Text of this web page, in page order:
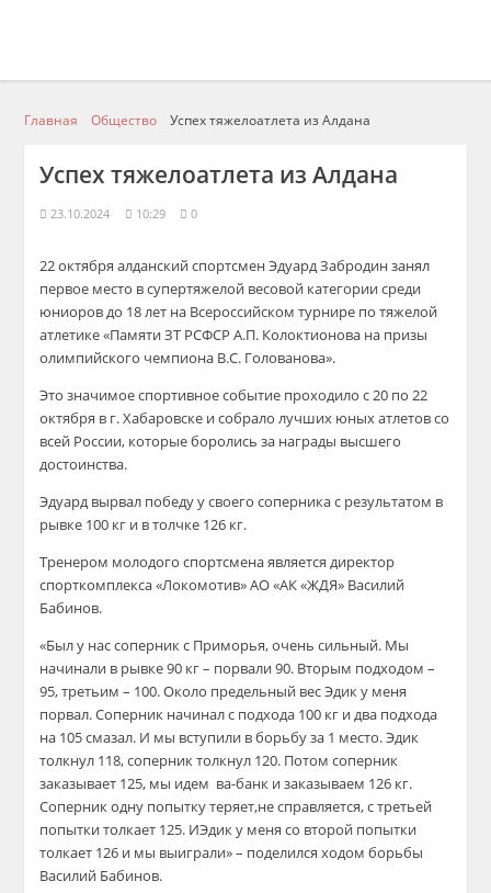
Главная Общество Успех тяжелоатлета из Алдана
Успех тяжелоатлета из Алдана
23.10.2024 10:29 0
22 октябряалданскийспортсмен Эдуард Забродин занял
первое место в супертяжелой весовой категории среди
юниоров до 18 лет на Всероссийском турнире по тяжелой
атлетике«ПамятиЗТ РСФСР А.П. Колоктионова на призы
олимпийского чемпиона В.С. Голованова».
Это значимое спортивное событие проходило с 20 по 22
октября в г. Хабаровске и собрало лучших юныхатлетовсо
всей России, которыеборолись за награды высшего
достоинства.
Эдуардвырвал победу у своего соперника с результатом в
рывке 100 кг и втолчке 126 кг.
Тренером молодого спортсмена является директор
спорткомплекса «Локомотив» АО «АК «ЖДЯ» Василий
Бабинов.
«Был у нас соперник с Приморья, очень сильный. Мы
начинали в рывке 90 кг – порвали 90. Вторым подходом –
95, третьим – 100. Около предельный вес Эдик у меня
порвал. Соперник начинал с подхода 100 кг и два подхода
на 105 смазал. И мы вступили в борьбу за 1 место.Эдик
толкнул 118, соперник толкнул 120. Потом соперник
заказывает 125, мы идем ва-банк и заказываем 126 кг.
Соперник одну попытку теряет,не справляется,с третьей
попытки толкает 125. ИЭдик у меня со второй попытки
толкает 126 и мы выиграли» – поделился ходом борьбы
Василий Бабинов.